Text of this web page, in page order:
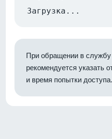
Загрузка...
При обращении в
рекомендуется указать
и время попытки доступа.